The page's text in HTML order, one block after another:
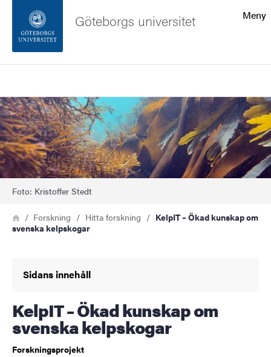
Sidfoten
Om webbplatsen
Meny
Göteborgs universitet
Bild
Foto: Kristoffer Stedt
Länkstig
HemForskning Hitta forskning
KelpIT – Ökad kunskap om
svenska kelpskogar
Sidans innehåll
KelpIT – Ökad kunskap om
svenska kelpskogar
Forskningsprojekt